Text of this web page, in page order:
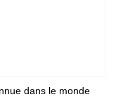
dans le monde